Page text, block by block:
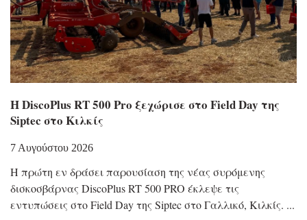
Η DiscoPlus RT 500 Pro ξεχώρισε στο Field Day της
Siptec στο Κιλκίς
7 Αυγούστου 2026
Η πρώτη εν δράσει παρουσίαση της νέας συρόμενης
δισκοσβάρνας DiscoPlus RT 500 PRO έκλεψε τις
εντυπώσεις στο Field Day της Siptec στο Γαλλικό, Κιλκίς.